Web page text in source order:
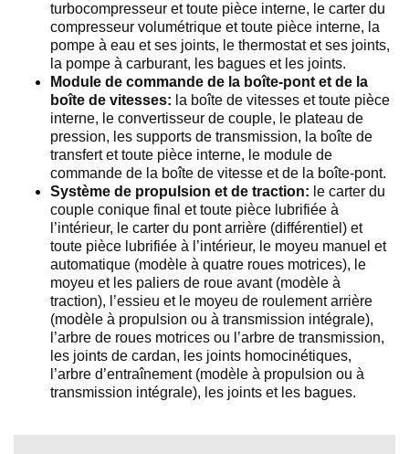
turbocompresseur et toute pièce interne, le carter du
compresseur volumétrique et toute pièce interne, la
pompe à eau et ses joints, le thermostat et ses joints,
la pompe à carburant, les bagues et les joints.
Module de commande de la boîte-pont et de la
boîte de vitesses: la boîte de vitesses et toute pièce
interne, le convertisseur de couple, le plateau de
pression, les supports de transmission, la boîte de
transfert et toute pièce interne, le module de
commande de la boîte de vitesse et de la boîte-pont.
Système de propulsion et de traction: le carter du
couple conique final et toute pièce lubrifiée à
l’intérieur, le carter du pont arrière (différentiel) et
toute pièce lubrifiée à l’intérieur, le moyeu manuel et
automatique (modèle à quatre roues motrices), le
moyeu et les paliers de roue avant (modèle à
traction), l’essieu et le moyeu de roulement arrière
(modèle à propulsion ou à transmission intégrale),
l’arbre de roues motrices ou l’arbre de transmission,
les joints de cardan, les joints homocinétiques,
l’arbre d’entraînement (modèle à propulsion ou à
transmission intégrale), les joints et les bagues.